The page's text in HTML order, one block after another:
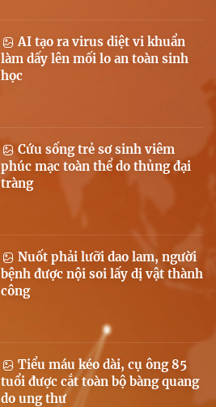
AI tạo ra virus diệt vi khuẩn
làm dấy lên mối lo an toàn sinh
học
Cứu sống trẻ sơ sinh viêm
phúc mạc toàn thể do thủng đại
tràng
Nuốt phải lưỡi dao lam, người
bệnh được nội soi lấy dị vật thành
công
Tiểu máu kéo dài, cụ ông 85
tuổi được cắt toàn bộ bàng quang
do ung thư